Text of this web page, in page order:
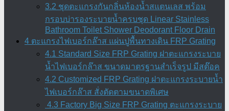
3.2 ชุดตะแกรงกันกลิ่นห้องน้ำสแตนเลส พร้อม
กรอบบ่ารองระบายน้ำครบชุด Linear Stainless
Bathroom Toilet Shower Deodorant Floor Drain
4 ตะแกรงไฟเบอร์กล๊าส แผ่นปูพื้นทางเดิน FRP Grating
4.1 Standard Size FRP Grating ฝาตะแกรงระบาย
น้ำไฟเบอร์กล๊าส ขนาดมาตรฐานสำเร็จรูป มีสต๊อค
4.2 Customized FRP Grating ฝาตะแกรงระบายน้ำ
ไฟเบอร์กล๊าส สั่งตัดตามขนาดพิเศษ
4.3 Factory Big Size FRP Grating ตะแกรงระบาย